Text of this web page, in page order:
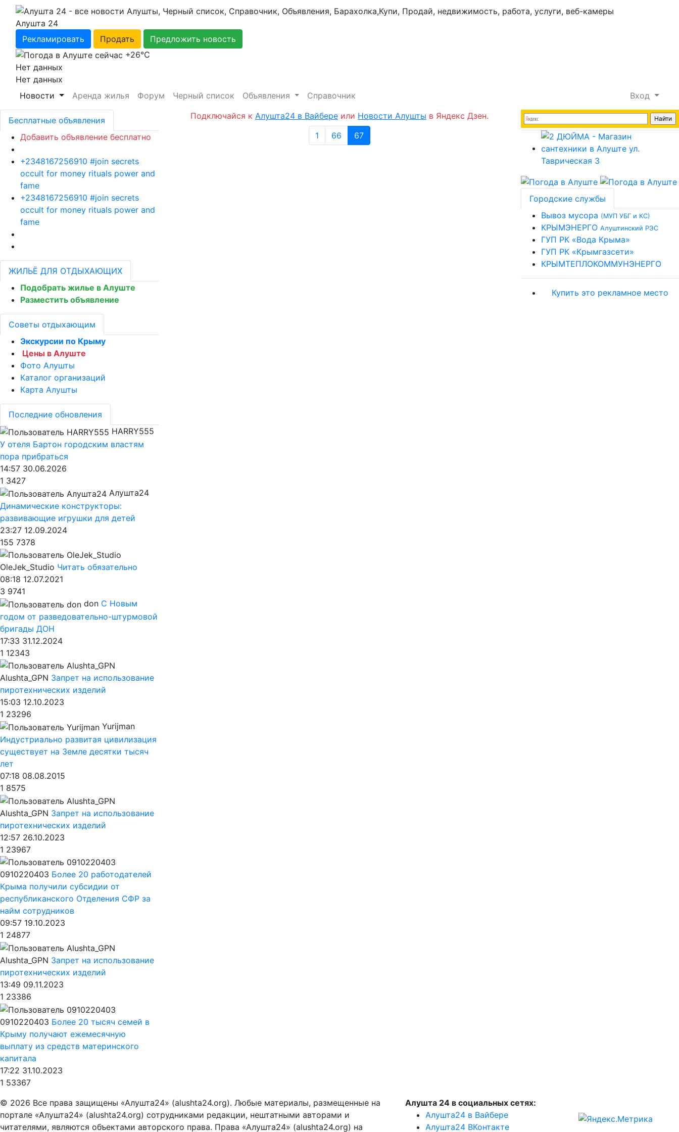
Алушта 24
Рекламировать
Продать
Предложить новость
+26℃
Нет данных
Нет данных
Новости
Аренда жилья Форум Черный список Объявления Справочник
Вход
Подключайся к Алушта24 в Вайбере или Новости Алушты в Яндекс Дзен.
1
66 67
Бесплатные объявления
Добавить объявление бесплатно
+2348167256910 #join secrets
occult for money rituals power and
fame
+2348167256910 #join secrets
occult for money rituals power and
fame
ЖИЛЬЁ ДЛЯ ОТДЫХАЮЩИХ
Подобрать жилье в Алуште
Разместить объявление
Советы отдыхающим
Экскурсии по Крыму
Цены в Алуште
Фото Алушты
Каталог организаций
Карта Алушты
Последние обновления
HARRY555
У отеля Бартон городским властям
пора прибраться
14:57 30.06.2026
1 3427
Алушта24
Динамические конструкторы:
развивающие игрушки для детей
23:27 12.09.2024
155 7378
OleJek_Studio Читать обязательно
08:18 12.07.2021
3 9741
don С Новым
годом от разведовательно-штурмовой
бригады ДОН
17:33 31.12.2024
1 12343
Alushta_GPN Запрет на использование
пиротехнических изделий
15:03 12.10.2023
1 23296
Yurijman
Индустриально развитая цивилизация
существует на Земле десятки тысяч
лет
07:18 08.08.2015
1 8575
Alushta_GPN Запрет на использование
пиротехнических изделий
12:57 26.10.2023
1 23967
0910220403 Более 20 работодателей
Крыма получили субсидии от
республиканского Отделения СФР за
найм сотрудников
09:57 19.10.2023
1 24877
Alushta_GPN Запрет на использование
пиротехнических изделий
13:49 09.11.2023
1 23386
0910220403 Более 20 тысяч семей в
Крыму получают ежемесячную
выплату из средств материнского
капитала
17:22 31.10.2023
1 53367
Городские службы
Вывоз мусора (МУП УБГ и КС)
КРЫМЭНЕРГО Алуштинский РЭС
ГУП РК «Вода Крыма»
ГУП РК «Крымгазсети»
КРЫМТЕПЛОКОММУНЭНЕРГО
Купить это рекламное место
© 2026 Все права защищены «Алушта24» (alushta24.org). Любые материалы, размещенные на
портале «Алушта24» (alushta24.org) сотрудниками редакции, нештатными авторами и
читателями, являются объектами авторского права. Права «Алушта24» (alushta24.org) на
Алушта 24 в социальных сетях:
Алушта24 в Вайбере
Алушта24 ВКонтакте